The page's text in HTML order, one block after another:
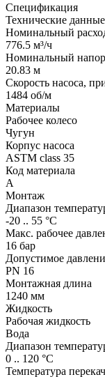
Спецификация
Технические данные
Номинальный
776.5 м³/ч
Номинальный напор
20.83 м
Скорость насоса,
1484 об/м
Материалы
Рабочее колесо
Чугун
Корпус насоса
ASTM class 35
Код материала
A
Монтаж
Диапазон
-20 .. 55 °C
Макс. рабочее
16 бар
Допустимое
PN 16
Монтажная длина
1240 мм
Жидкость
Рабочая жидкость
Вода
Диапазон
0 .. 120 °C
Температура